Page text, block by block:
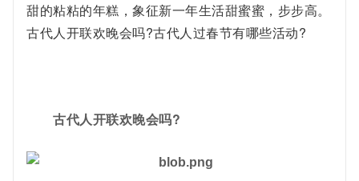
甜的粘粘的年糕，象征新一年生活甜蜜蜜，步步高。
古代人开联欢晚会吗?古代人过春节有哪些活动?
古代人开联欢晚会吗?